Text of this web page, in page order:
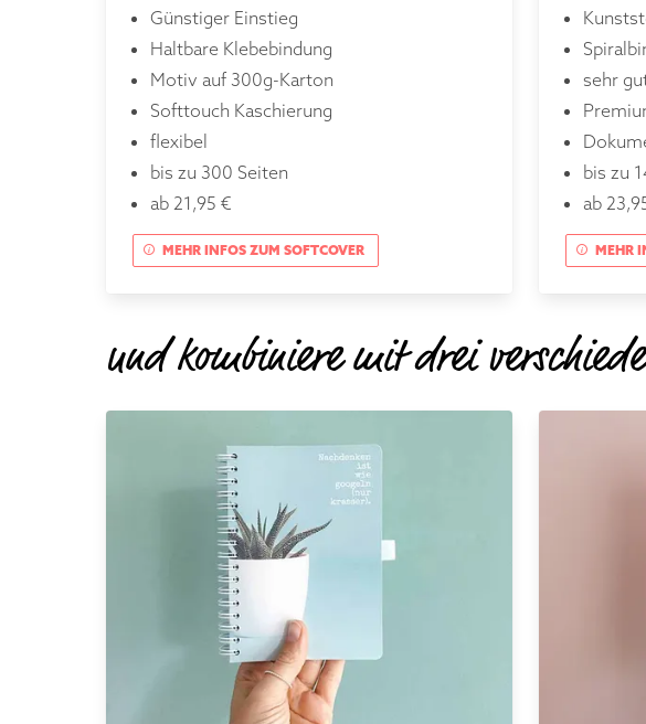
Günstiger Einstieg
Haltbare Klebebindung
Motiv auf 300g-Karton
Softtouch Kaschierung
flexibel
bis zu 300 Seiten
ab 21,95 €
MEHR INFOS ZUM SOFTCOVER
sehr
bis zu
ab
MEHR
und kombiniere mit drei